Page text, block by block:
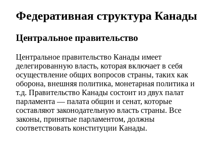
Федеративная структура Канады
Центральное правительство
Центральное правительство Канады имеет
делегированную власть, которая включает в себя
осуществление общих вопросов страны, таких как
оборона, внешняя политика, монетарная политика и
т.д. Правительство Канады состоит из двух палат
парламента — палата общин и сенат, которые
составляют законодательную власть страны. Все
законы, принятые парламентом, должны
соответствовать конституции Канады.